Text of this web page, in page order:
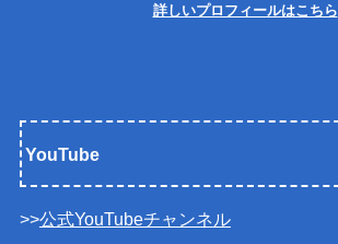
詳しいプロフィールはこちら
YouTube
>>公式YouTubeチャンネル